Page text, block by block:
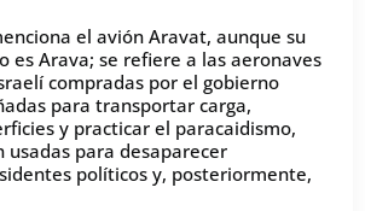
el avión Aravat, aunque su
es Arava; se refiere a las aeronaves
compradas por el gobierno
para transportar carga,
y practicar el paracaidismo,
usadas para desaparecer
políticos y, posteriormente,